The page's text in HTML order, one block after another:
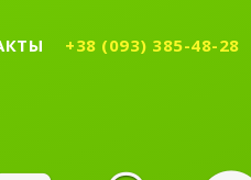
+38 (093) 385-48-28